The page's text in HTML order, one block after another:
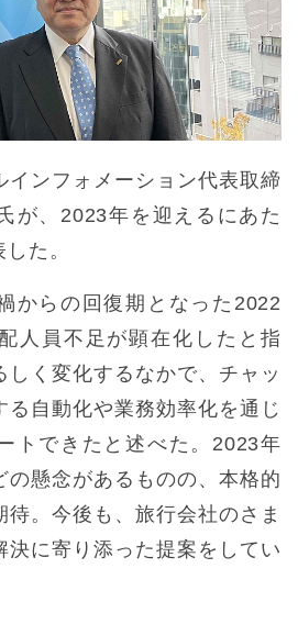
インフォメーション代表取締
が、2023年を迎えるにあた
た。
からの回復期となった2022
人員不足が顕在化したと指
しく変化するなかで、チャッ
る自動化や業務効率化を通じ
トできたと述べた。2023年
の懸念があるものの、本格的
待。今後も、旅行会社のさま
決に寄り添った提案をしてい